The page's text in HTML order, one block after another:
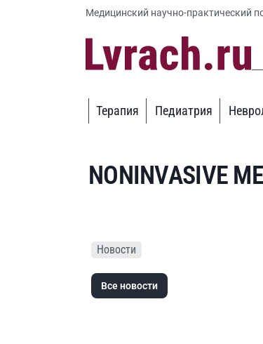
Медицинский научно-практический
Терапия Педиатрия
NONINVASIVE
Новости
Все новости